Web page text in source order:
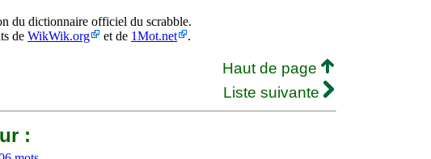
du dictionnaire officiel du scrabble.
de WikWik.org et de 1Mot.net .
Haut de page
Liste suivante
: